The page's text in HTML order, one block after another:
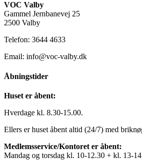
VOC Valby
Gammel Jernbanevej 25
2500 Valby
Telefon: 3644 4633
Email: info@voc-valby.dk
Åbningstider
Huset er åbent:
Hverdage kl. 8.30-15.00.
Ellers er huset åbent altid (24/7) med
Medlemsservice/Kontoret er åbent:
Mandag og torsdag kl. 10-12.30 + kl. 13-14